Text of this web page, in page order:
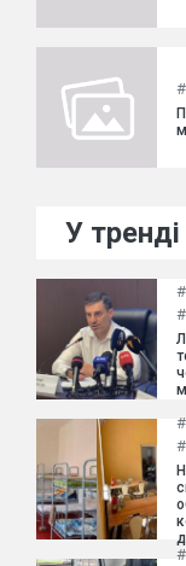
#
У тренді
#
#
#
#
#